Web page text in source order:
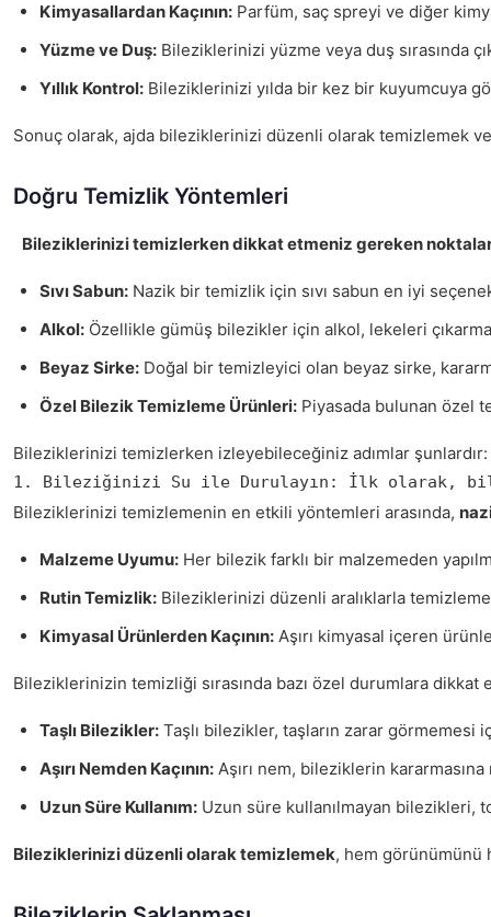
Kimyasallardan Kaçının: Parfüm, saç spreyi ve diğer
Yüzme ve Duş: Bileziklerinizi yüzme veya duş sırasında
Yıllık Kontrol: Bileziklerinizi yılda bir kez bir kuyumcuya
Sonuç olarak, ajda bileziklerinizi düzenli olarak temizlemek
Doğru Temizlik Yöntemleri
Bileziklerinizi temizlerken dikkat etmeniz gereken
Sıvı Sabun: Nazik bir temizlik için sıvı sabun en iyi
Alkol: Özellikle gümüş bilezikler için alkol, lekeleri
Beyaz Sirke: Doğal bir temizleyici olan beyaz sirke,
Özel Bilezik Temizleme Ürünleri: Piyasada bulunan özel
Bileziklerinizi temizlerken izleyebileceğiniz adımlar şunlardır:
1. Bileziğinizi Su ile Durulayın: İlk olarak,
Bileziklerinizi temizlemenin en etkili yöntemleri arasında,
Malzeme Uyumu: Her bilezik farklı bir malzemeden
Rutin Temizlik: Bileziklerinizi düzenli aralıklarla
Kimyasal Ürünlerden Kaçının: Aşırı kimyasal içeren
Bileziklerinizin temizliği sırasında bazı özel durumlara dikkat
Taşlı Bilezikler: Taşlı bilezikler, taşların zarar
Aşırı Nemden Kaçının: Aşırı nem, bileziklerin
Uzun Süre Kullanım: Uzun süre kullanılmayan bilezikleri,
Bileziklerinizi düzenli olarak temizlemek, hem görünümünü